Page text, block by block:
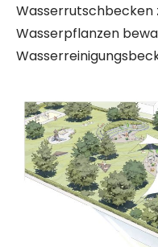
Wasserpflanzen